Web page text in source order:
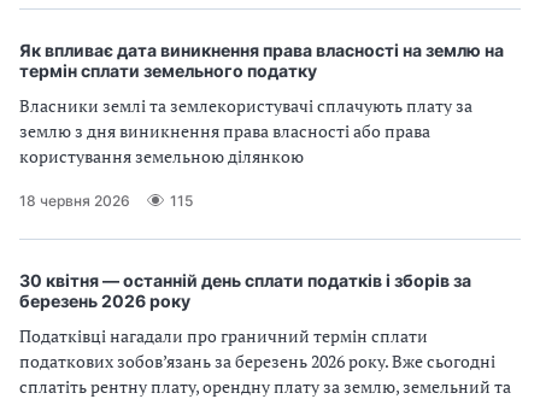
Як впливає дата виникнення права власності на землю на
термін сплати земельного податку
Власники землі та землекористувачі сплачують плату за
землю з дня виникнення права власності або права
користування земельною ділянкою
18 червня 2026 115
30 квітня — останній день сплати податків і зборів за
березень 2026 року
Податківці нагадали про граничний термін сплати
податкових зобов’язань за березень 2026 року. Вже сьогодні
сплатіть рентну плату, орендну плату за землю, земельний та